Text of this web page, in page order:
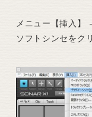
メニュー【挿入
ソフトシンセをク